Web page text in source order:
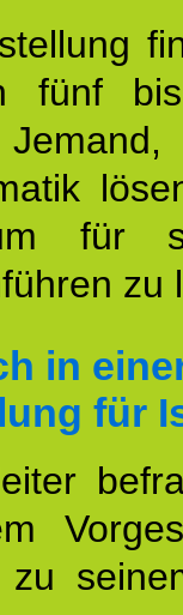
fünf
für
zu
in
für